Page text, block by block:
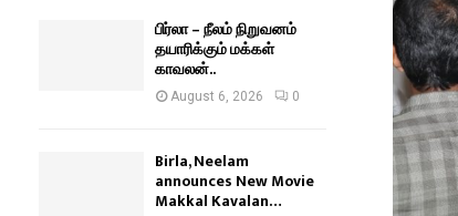
பிர்லா – நீலம் நிறுவனம்
தயாரிக்கும் மக்கள்
காவலன்..
August 6, 2026 0
Birla, Neelam
announces New Movie
Makkal Kavalan…